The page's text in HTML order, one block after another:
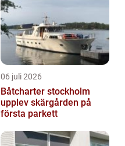
06 juli 2026
Båtcharter stockholm
upplev skärgården på
första parkett